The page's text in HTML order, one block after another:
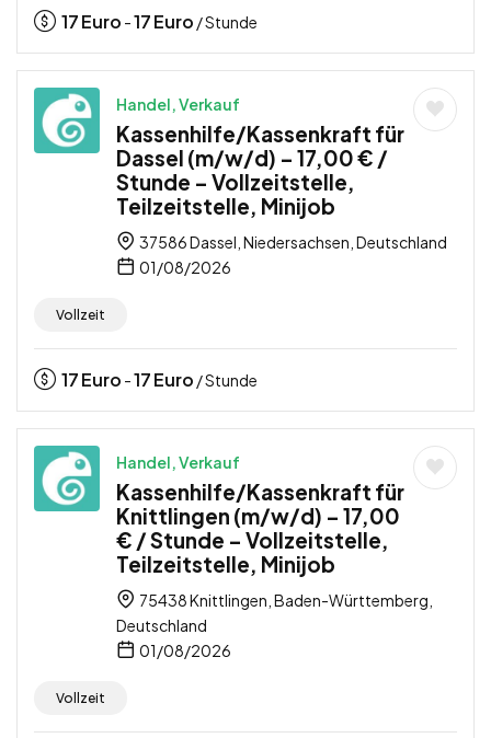
17Euro -17Euro / Stunde
Handel, Verkauf
Kassenhilfe/Kassenkraft für
Dassel (m/w/d) – 17,00 € /
Stunde – Vollzeitstelle,
Teilzeitstelle, Minijob
37586 Dassel, Niedersachsen, Deutschland
01/08/2026
Vollzeit
17Euro -17Euro / Stunde
Handel, Verkauf
Kassenhilfe/Kassenkraft für
Knittlingen (m/w/d) – 17,00
€ / Stunde – Vollzeitstelle,
Teilzeitstelle, Minijob
75438 Knittlingen, Baden-Württemberg,
Deutschland
01/08/2026
Vollzeit